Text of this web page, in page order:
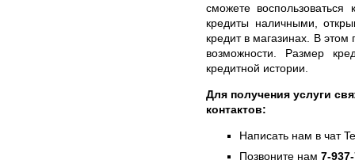
сможете
кредиты наличными,
кредит в магазинах. В
возможности. Размер
кредитной истории.
Для получения услуги
контактов:
Написать нам в чат
Позвоните нам 7-